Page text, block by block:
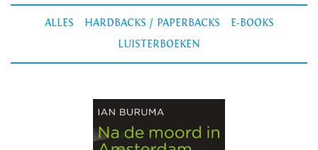
ALLES HARDBACKS / PAPERBACKS
E-BOOKS
LUISTERBOEKEN